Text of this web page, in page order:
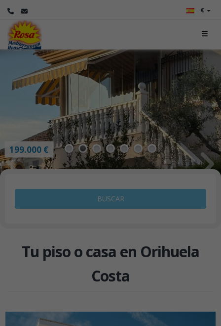
€
199.000 €
1 2 3 4 5 6 7
BUSCAR
Tu piso o casa en Orihuela
Costa